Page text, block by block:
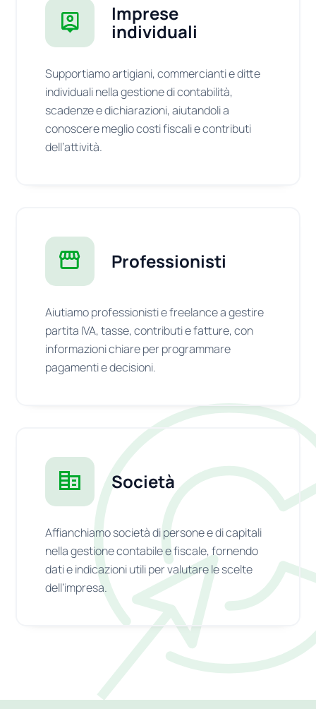
Imprese
individuali
Supportiamo artigiani, commercianti e ditte
individuali nella gestione di contabilità,
scadenze e dichiarazioni, aiutandoli a
conoscere meglio costi fiscali e contributi
dell’attività.
Professionisti
Aiutiamo professionisti e freelance a gestire
partita IVA, tasse, contributi e fatture, con
informazioni chiare per programmare
pagamenti e decisioni.
Società
Affianchiamo società di persone e di capitali
nella gestione contabile e fiscale, fornendo
dati e indicazioni utili per valutare le scelte
dell’impresa.